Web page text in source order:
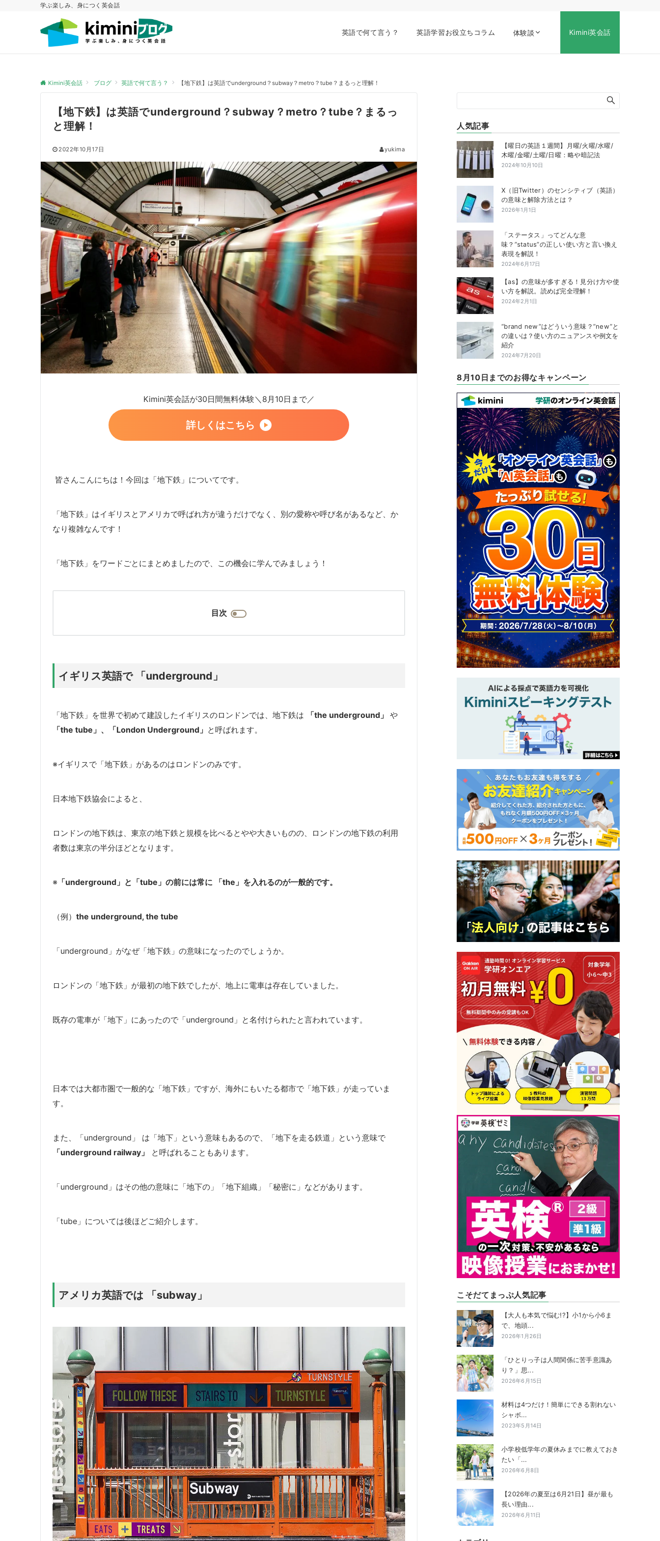
学ぶ楽しみ、身につく英会話
英語で何て言う？ 英語学習お役立ちコラム 体験談 Kimini英会話
Kimini英会話 ブログ 英語で何て言う？ 【地下鉄】は英語でunderground？subway？metro？tube？まるっと理解！
【地下鉄】は英語でunderground？subway？metro？tube？まるっ
と理解！
2022年10月17日 yukima
Kimini英会話が30日間無料体験＼8月10日まで／
詳しくはこちら
皆さんこんにちは！今回は「地下鉄」についてです。
「地下鉄」はイギリスとアメリカで呼ばれ方が違うだけでなく、別の愛称や呼び名があるなど、か
なり複雑なんです！
「地下鉄」をワードごとにまとめましたので、この機会に学んでみましょう！
目次
イギリス英語で 「underground」
「地下鉄」を世界で初めて建設したイギリスのロンドンでは、地下鉄は 「the underground」
や
「the tube」 、 「London Underground」 と呼ばれます。
※イギリスで「地下鉄」があるのはロンドンのみです。
日本地下鉄協会によると、
ロンドンの地下鉄は、東京の地下鉄と規模を比べるとやや大きいものの、ロンドンの地下鉄の利用
者数は東京の半分ほどとなります。
※ 「underground」 と 「tube」 の前には常に 「the」 を入れるのが一般的です。
（例） the underground, the tube
「underground」がなぜ「地下鉄」の意味になったのでしょうか。
ロンドンの「地下鉄」が最初の地下鉄でしたが、地上に電車は存在していました。
既存の電車が「地下」にあったので「underground」と名付けられたと言われています。
日本では大都市圏で一般的な「地下鉄」ですが、海外にもいたる都市で「地下鉄」が走っていま
す。
また、「underground」 は「地下」という意味もあるので、「地下を走る鉄道」という意味で
「underground railway」
と呼ばれることもあります。
「underground」はその他の意味に「地下の」「地下組織」「秘密に」などがあります。
「tube」については後ほどご紹介します。
アメリカ英語では 「subway」
人気記事
【曜日の英語１週間】月曜/火曜/水曜/
木曜/金曜/土曜/日曜：略や暗記法
2024年10月10日
X（旧Twitter）のセンシティブ（英語）
の意味と解除方法とは？
2026年1月1日
「ステータス」ってどんな意
味？”status”の正しい使い方と言い換え
表現を解説！
2024年6月17日
【as】の意味が多すぎる！見分け方や使
い方を解説。読めば完全理解！
2024年2月1日
“brand new”はどういう意味？”new”と
の違いは？使い方のニュアンスや例文を
紹介
2024年7月20日
8月10日までのお得なキャンペーン
こそだてまっぷ人気記事
【大人も本気で悩む!?】小1から小6ま
で、地頭...
2026年1月26日
「ひとりっ子は人間関係に苦手意識あ
り？」思...
2026年6月15日
材料は4つだけ！簡単にできる割れない
シャボ...
2023年5月14日
小学校低学年の夏休みまでに教えておき
たい「...
2026年6月8日
【2026年の夏至は6月21日】昼が最も
長い理由...
2026年6月11日